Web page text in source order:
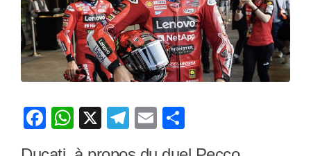
Facebook
WhatsApp
X Telegram
Email